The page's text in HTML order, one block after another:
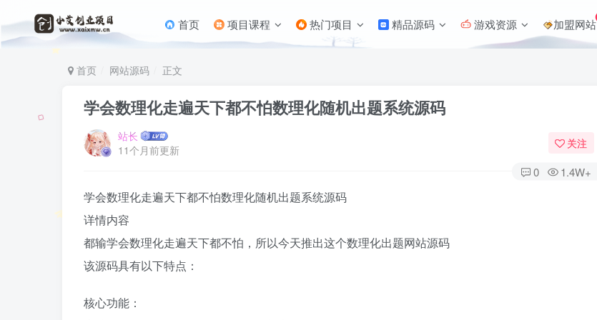
首页 项目课程 热门项目 精品源码 游戏资源 加盟网站
首页 网站源码 正文
学会数理化走遍天下都不怕数理化随机出题系统源码
站长
11个月前更新
关注
0 1.4W+
学会数理化走遍天下都不怕数理化随机出题系统源码
详情内容
都输学会数理化走遍天下都不怕，所以今天推出这个数理化出题网站源码
该源码具有以下特点：
核心功能：